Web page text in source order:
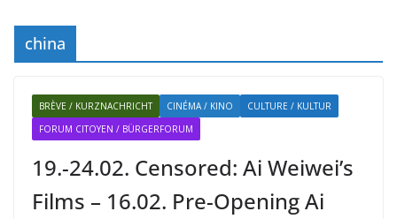
china
BRÈVE / KURZNACHRICHT CINÉMA / KINO
CULTURE / KULTUR
FORUM CITOYEN / BÜRGERFORUM
19.-24.02. Censored: Ai Weiwei’s
Films – 16.02. Pre-Opening Ai